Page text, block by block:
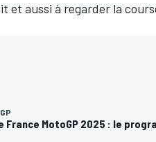
et aussi à regarder la
France MotoGP 2025 : le